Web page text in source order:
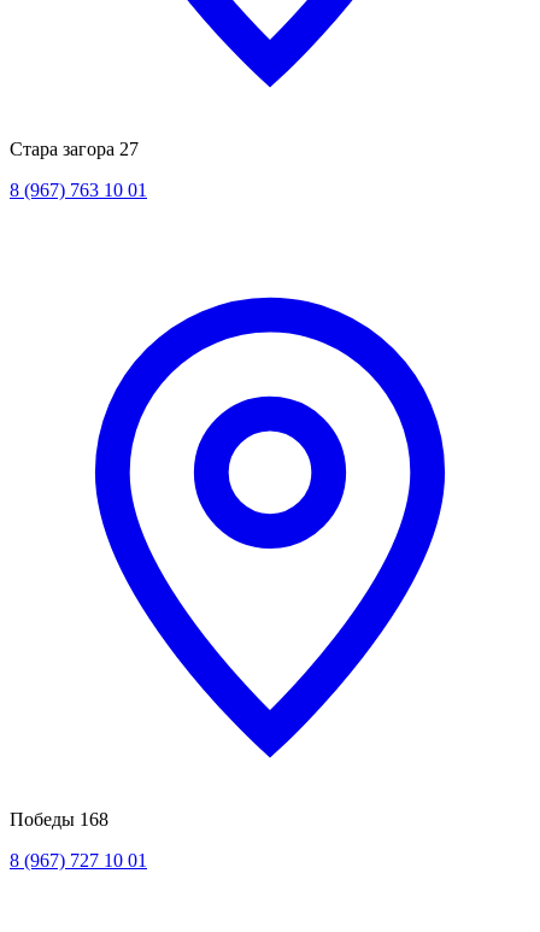
Стара загора 27
8 (967) 763 10 01
Победы 168
8 (967) 727 10 01